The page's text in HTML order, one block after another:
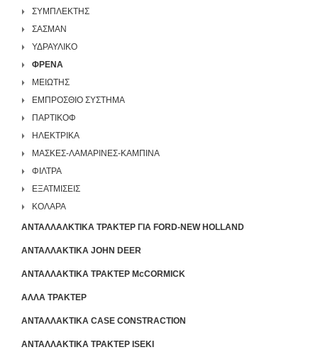
ΣΥΜΠΛΕΚΤΗΣ
ΣΑΣΜΑΝ
ΥΔΡΑΥΛΙΚΟ
ΦΡΕΝΑ
ΜΕΙΩΤΗΣ
ΕΜΠΡΟΣΘΙΟ ΣΥΣΤΗΜΑ
ΠΑΡΤΙΚΟΦ
ΗΛΕΚΤΡΙΚΑ
ΜΑΣΚΕΣ-ΛΑΜΑΡΙΝΕΣ-ΚΑΜΠΙΝΑ
ΦΙΛΤΡΑ
ΕΞΑΤΜΙΣΕΙΣ
ΚΟΛΑΡΑ
ΑΝΤΑΛΛΑΛΚΤΙΚΑ ΤΡΑΚΤΕΡ ΓΙΑ FORD-NEW HOLLAND
ΑΝΤΑΛΛΑΚΤΙΚΑ JOHN DEER
ΑΝΤΑΛΛΑΚΤΙΚΑ ΤΡΑΚΤΕΡ McCORMICK
ΑΛΛΑ ΤΡΑΚΤΕΡ
ΑΝΤΑΛΛΑΚΤΙΚΑ CASE CONSTRACTION
ΑΝΤΑΛΛΑΚΤΙΚΑ ΤΡΑΚΤΕΡ ISEKI